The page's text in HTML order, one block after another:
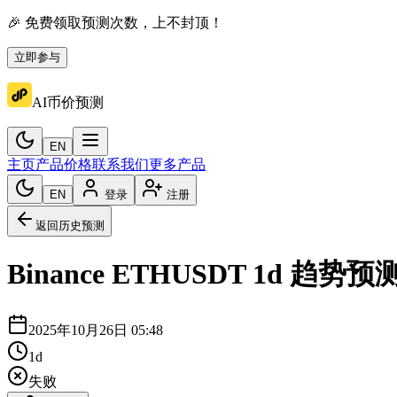
🎉 免费领取预测次数，上不封顶！
立即参与
AI币价预测
EN
主页产品价格联系我们更多产品
EN 登录 注册
返回历史预测
Binance ETHUSDT 1d 趋势预
2025年10月26日 05:48
1d
失败